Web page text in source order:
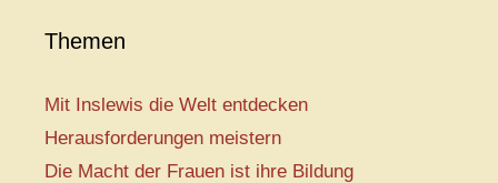
Themen
Mit Inslewis die Welt entdecken
Herausforderungen meistern
Die Macht der Frauen ist ihre Bildung